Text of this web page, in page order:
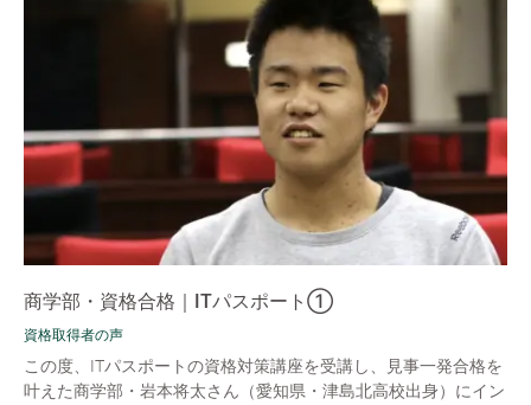
商学部・資格合格｜ITパスポート①
資格取得者の声
この度、ITパスポートの資格対策講座を受講し、見事一発合格を
叶えた商学部・岩本将太さん（愛知県・津島北高校出身）にイン